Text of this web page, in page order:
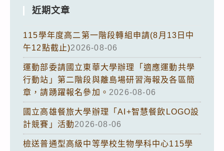
近期文章
115學年度高二第一階段轉組申請(8月13日中
午12點截止)2026-08-06
運動部委請國立東華大學辦理「適應運動共學
行動站」第二階段與離島場研習海報及各區簡
章，請踴躍報名參加。 2026-08-06
國立高雄餐旅大學辦理「AI+智慧餐飲LOGO設
計競賽」活動2026-08-06
檢送普通型高級中等學校生物學科中心115學